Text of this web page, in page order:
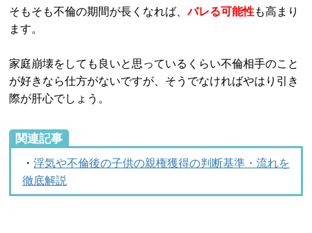
そもそも不倫の期間が長くなれば、バレる可能性も高まり
ます。
家庭崩壊をしても良いと思っているくらい不倫相手のこと
が好きなら仕方がないですが、そうでなければやはり引き
際が肝心でしょう。
関連記事
・ 浮気や不倫後の子供の親権獲得の判断基準・流れを
徹底解説